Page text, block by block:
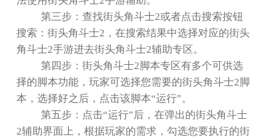
第三步：查找街头角斗士2或者点击搜索按钮
搜索：街头角斗士2 ，在搜索结果中选择对应的街头
角斗士2手游进去街头角斗士2辅助专区。
第四步：街头角斗士2脚本专区有多个可供选
择的脚本功能，玩家可选择您需要的街头角斗士2脚
本，选择好之后，点击该脚本“运行”。
第五步：点击“运行”后，在弹出的街头角斗士
2辅助界面上，根据玩家的需求，勾选您要执行的街